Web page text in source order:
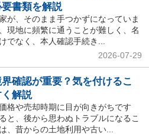
書類を解説
が、そのまま手つかずになっていま
現地に頻繁に通うことが難しく、名
でなく、本人確認手続き...
2026-07-29
確認が重要？気を付けるこ
解説
格や売却時期に目が向きがちです
と、後から思わぬトラブルになるこ
、昔からの土地利用や古い...